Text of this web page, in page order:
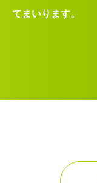
てまいります。